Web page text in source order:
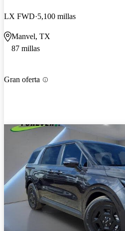
LX FWD 5,100 millas
Manvel, TX
87 millas
Gran oferta